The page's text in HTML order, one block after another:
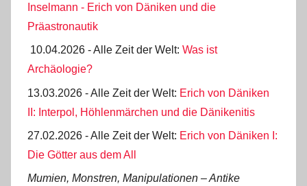
Inselmann - Erich von Däniken und die
Präastronautik
10.04.2026 - Alle Zeit der Welt: Was ist
Archäologie?
13.03.2026 - Alle Zeit der Welt: Erich von Däniken
II: Interpol, Höhlenmärchen und die Dänikenitis
27.02.2026 - Alle Zeit der Welt: Erich von Däniken I:
Die Götter aus dem All
Mumien, Monstren, Manipulationen ‒ Antike